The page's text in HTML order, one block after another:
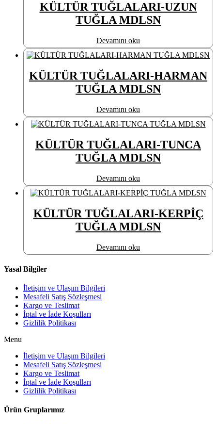
KÜLTÜR TUĞLALARI-UZUN
TUĞLA MDLSN
Devamını oku
KÜLTÜR TUĞLALARI-HARMAN
TUĞLA MDLSN
Devamını oku
KÜLTÜR TUĞLALARI-TUNCA
TUĞLA MDLSN
Devamını oku
KÜLTÜR TUĞLALARI-KERPİÇ
TUĞLA MDLSN
Devamını oku
Yasal Bilgiler
İletişim ve Ulaşım Bilgileri
Mesafeli Satış Sözleşmesi
Kargo ve Teslimat
İptal ve İade Koşulları
Gizlilik Politikası
Menu
İletişim ve Ulaşım Bilgileri
Mesafeli Satış Sözleşmesi
Kargo ve Teslimat
İptal ve İade Koşulları
Gizlilik Politikası
Ürün Gruplarımız